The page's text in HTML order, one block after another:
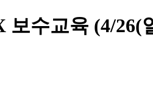
수교육 (4/26(